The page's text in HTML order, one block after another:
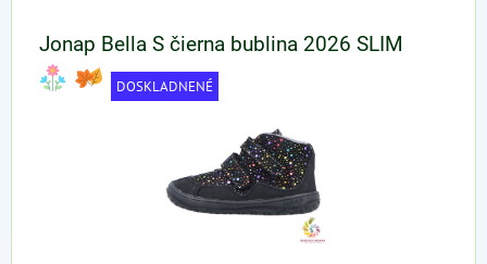
Jonap Bella S čierna bublina 2026 SLIM
DOSKLADNENÉ